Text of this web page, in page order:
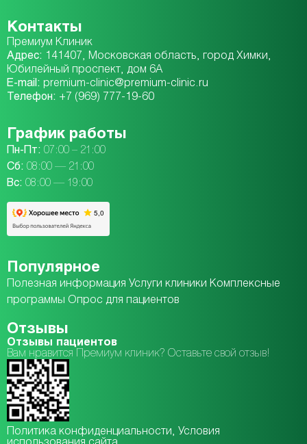
Контакты
Премиум Клиник
Адрес: 141407, Московская область, город Химки,
Юбилейный проспект, дом 6А
E-mail: premium-clinic@premium-clinic.ru
Телефон: +7 (969) 777-19-60
График работы
Пн-Пт: 07:00 – 21:00
Сб: 08:00 — 21:00
Вc: 08:00 — 19:00
Популярное
Полезная информация Услуги клиники Комплексные
программы Опрос для пациентов
Отзывы
Отзывы пациентов
Вам нравится Премиум клиник? Оставьте свой отзыв!
Политика конфиденциальности , Условия